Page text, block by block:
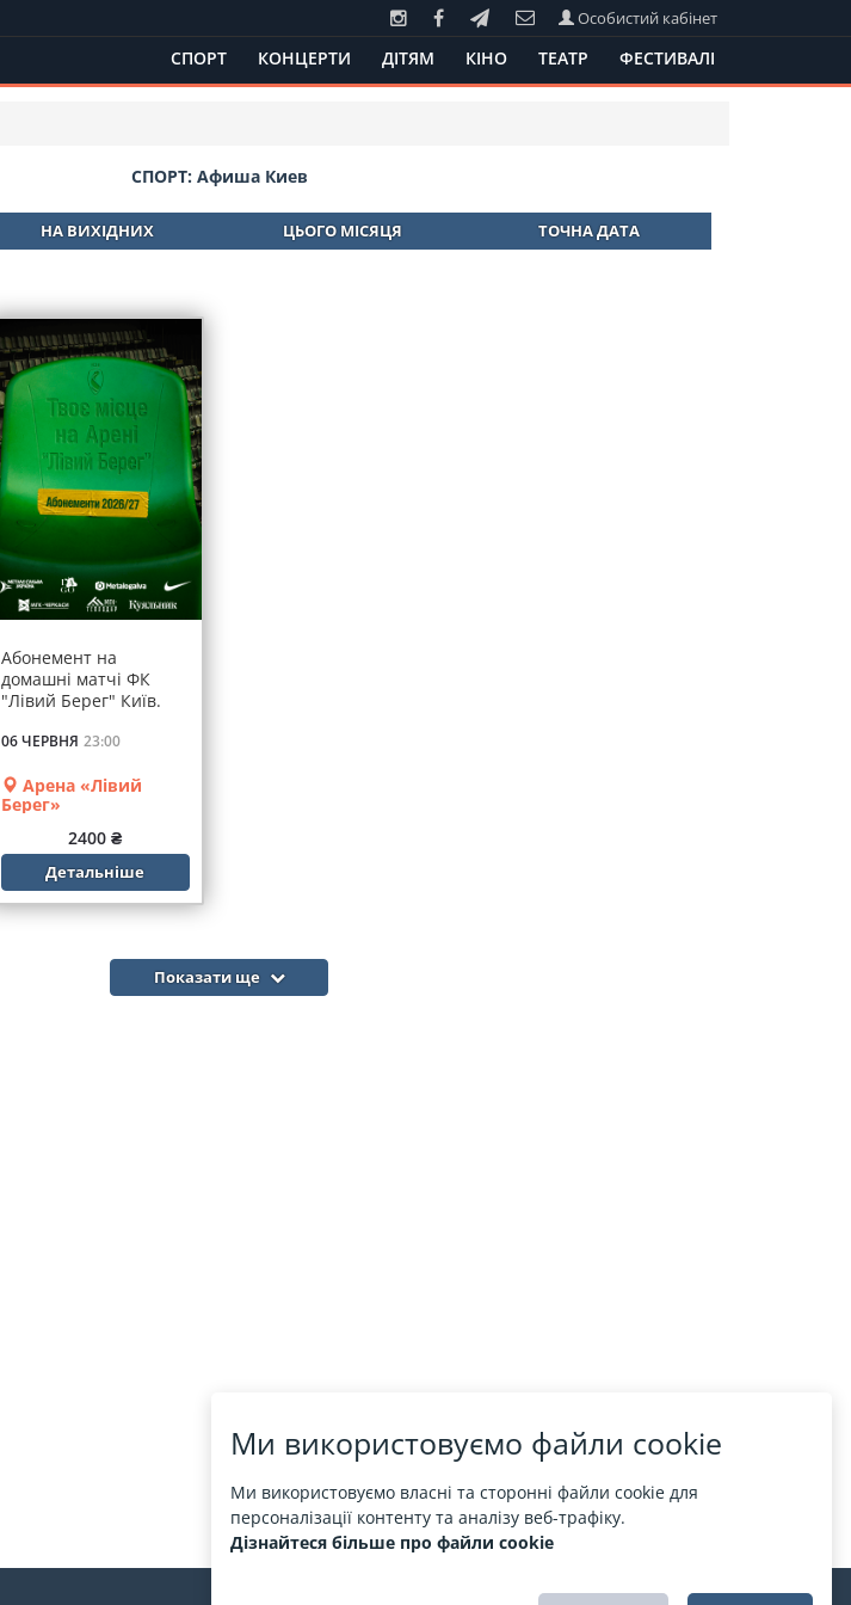
Ми використовуємо файли cookie
Ми використовуємо власні та сторонні файли cookie для
персоналізації контенту та аналізу веб-трафіку.
Дізнайтеся більше про файли cookie
Особистий кабінет
СПОРТ КОНЦЕРТИ ДІТЯМ КІНО ТЕАТР ФЕСТИВАЛІ
СПОРТ: Афиша Киев
НА ВИХІДНИХ ЦЬОГО МІСЯЦЯ ТОЧНА ДАТА
Абонемент на
домашні матчі ФК
"Лівий Берег" Київ.
06 ЧЕРВНЯ 23:00
Арена «Лівий
Берег»
2400 ₴
Детальніше
Показати ще